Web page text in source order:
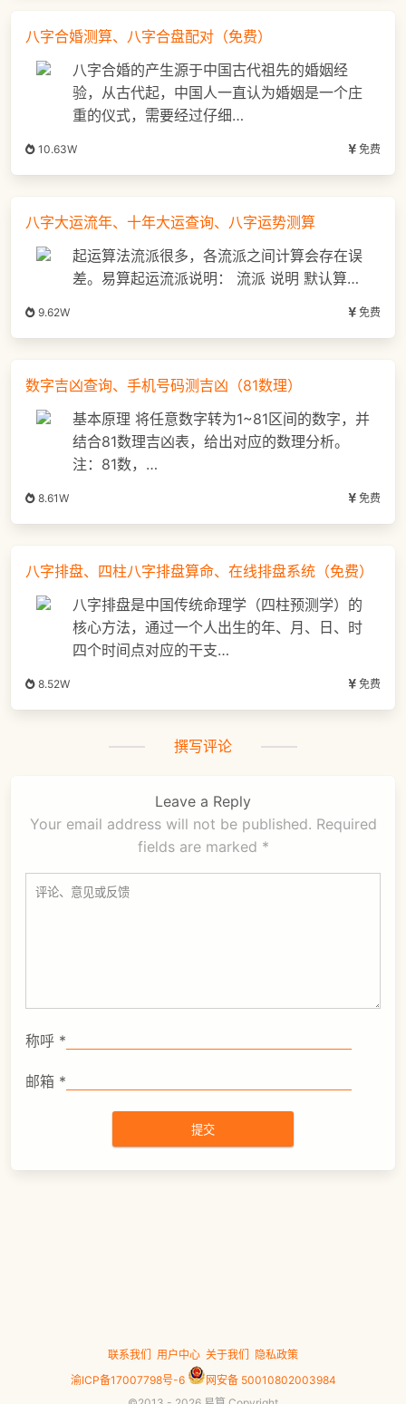
八字合婚测算、八字合盘配对（免费）
八字合婚的产生源于中国古代祖先的婚姻经
验，从古代起，中国人一直认为婚姻是一个庄
重的仪式，需要经过仔细…
10.63W 免费
八字大运流年、十年大运查询、八字运势测算
起运算法流派很多，各流派之间计算会存在误
差。易算起运流派说明： 流派 说明 默认算…
9.62W 免费
数字吉凶查询、手机号码测吉凶（81数理）
基本原理 将任意数字转为1~81区间的数字，并
结合81数理吉凶表，给出对应的数理分析。
注：81数，…
8.61W 免费
八字排盘、四柱八字排盘算命、在线排盘系统（免费）
八字排盘是中国传统命理学（四柱预测学）的
核心方法，通过一个人出生的年、月、日、时
四个时间点对应的干支…
8.52W 免费
撰写评论
Leave a Reply
Your email address will not be published. Required
fields are marked *
称呼 *
邮箱 *
联系我们 用户中心 关于我们
隐私政策
渝ICP备17007798号-6
网安备 50010802003984